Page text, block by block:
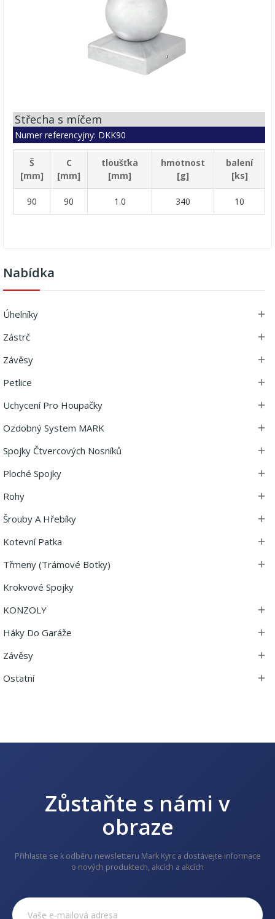
Nabídka
Úhelníky 
Zástrč 
Závěsy 
Petlice 
Uchycení Pro Houpačky 
Ozdobný System MARK 
Spojky Čtvercových Nosníků 
Ploché Spojky 
Rohy 
Šrouby A Hřebíky 
Kotevní Patka 
Třmeny (trámové Botky) 
Krokvové Spojky
KONZOLY

Háky Do Garáže 
Závěsy 
Ostatní 
Střecha s míčem
Numer referencyjny: DKK90
Š
[mm]
C
[mm]
tloušťka
[mm]
hmotnost
[g]
balení
[ks]
90 90 1.0 340 10
Zůstaňte s námi v
obraze
Přihlaste se k odběru newsletteru Mark Kyrc a dostávejte informace
o nových produktech, akcích a akcích